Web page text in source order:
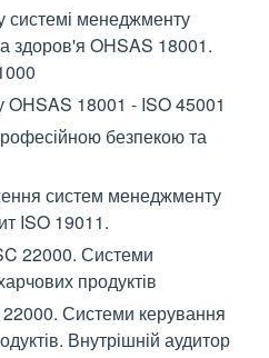
системі менеджменту
здоров'я OHSAS 18001.
OHSAS 18001 - ISO 45001
безпекою та
систем менеджменту
ISO 19011.
22000. Системи
продуктів
Системи керування
Внутрішній аудитор